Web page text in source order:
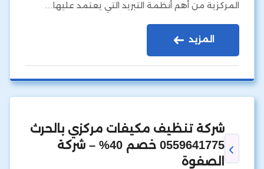
المركزية من أهم أنظمة التبريد التي يعتمد عليها…
المزيد
شركة تنظيف مكيفات مركزي بالحرث
0559641775 خصم 40% – شركة
الصفوة